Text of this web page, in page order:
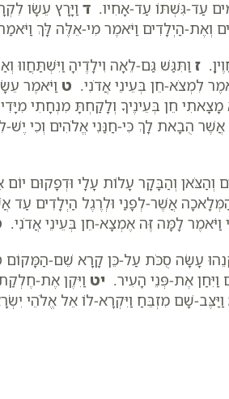
עַד-גִּשְׁתּוֹ עַד-אָחִיו. ד וַיָּרָץ עֵשָׂו
וְאֶת-הַיְלָדִים וַיֹּאמֶר מִי-אֵלֶּה לָּךְ
ז וַתִּגַּשׁ גַּם-לֵאָה וִילָדֶיהָ וַיִּשְׁתַּחֲווּ
לִמְצֹא-חֵן בְּעֵינֵי אֲדֹנִי. ט וַיֹּאמֶר
חֵן בְּעֵינֶיךָ וְלָקַחְתָּ מִנְחָתִי
הֻבָאת לָךְ כִּי-חַנַּנִי אֱלֹהִים וְכִי יֶשׁ-
וְהַצֹּאן וְהַבָּקָר עָלוֹת עָלָי וּדְפָקוּם
אֲשֶׁר-לְפָנַי וּלְרֶגֶל הַיְלָדִים
לָמָּה זֶּה אֶמְצָא-חֵן בְּעֵינֵי אֲדֹנִי.
עָשָׂה סֻכֹּת עַל-כֵּן קָרָא שֵׁם-
אֶת-פְּנֵי הָעִיר. יט וַיִּקֶן אֶת-
וַיַּצֶּב-שָׁם מִזְבֵּחַ וַיִּקְרָא-לוֹ אֵל אֱלֹהֵי